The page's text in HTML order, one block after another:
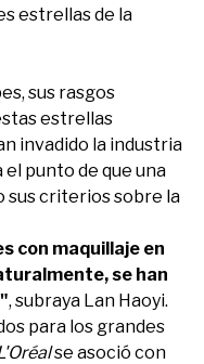
estrellas de la
sus rasgos
estrellas
invadido la industria
punto de que una
sus criterios sobre la
con maquillaje en
se han
, subraya Lan Haoyi.
para los grandes
se asoció con